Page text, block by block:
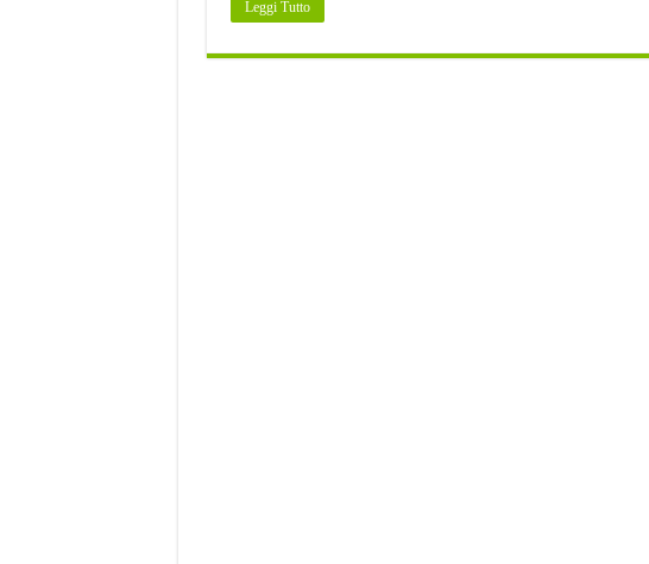
Leggi Tutto